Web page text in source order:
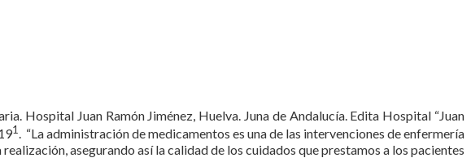
Hospital Juan Ramón Jiménez, Huelva. Juna de Andalucía. Edita Hospital “Juan
1. “La administración de medicamentos es una de las intervenciones de enfermería
asegurando así la calidad de los cuidados que prestamos a los pacientes